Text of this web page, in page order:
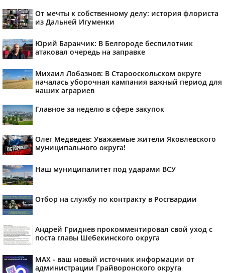
От мечты к собственному делу: история флориста
из Дальней Игуменки
Юрий Баранчик: В Белгороде беспилотник
атаковал очередь на заправке
Михаил Лобазнов: В Старооскольском округе
началась уборочная кампания важный период для
наших аграриев
Главное за неделю в сфере закупок
Олег Медведев: Уважаемые жители Яковлевского
муниципального округа!
Наш муниципалитет под ударами ВСУ
Отбор на службу по контракту в Росгвардии
Андрей Гриднев прокомментировал свой уход с
поста главы Шебекинского округа
MAX - ваш новый источник информации от
администрации Грайворонского округа